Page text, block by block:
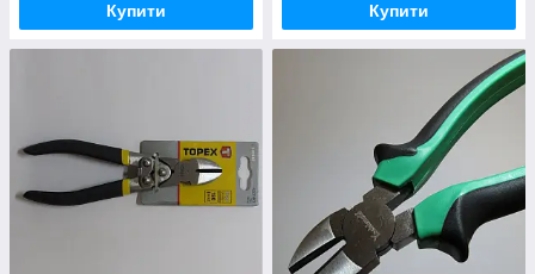
Купити Купити